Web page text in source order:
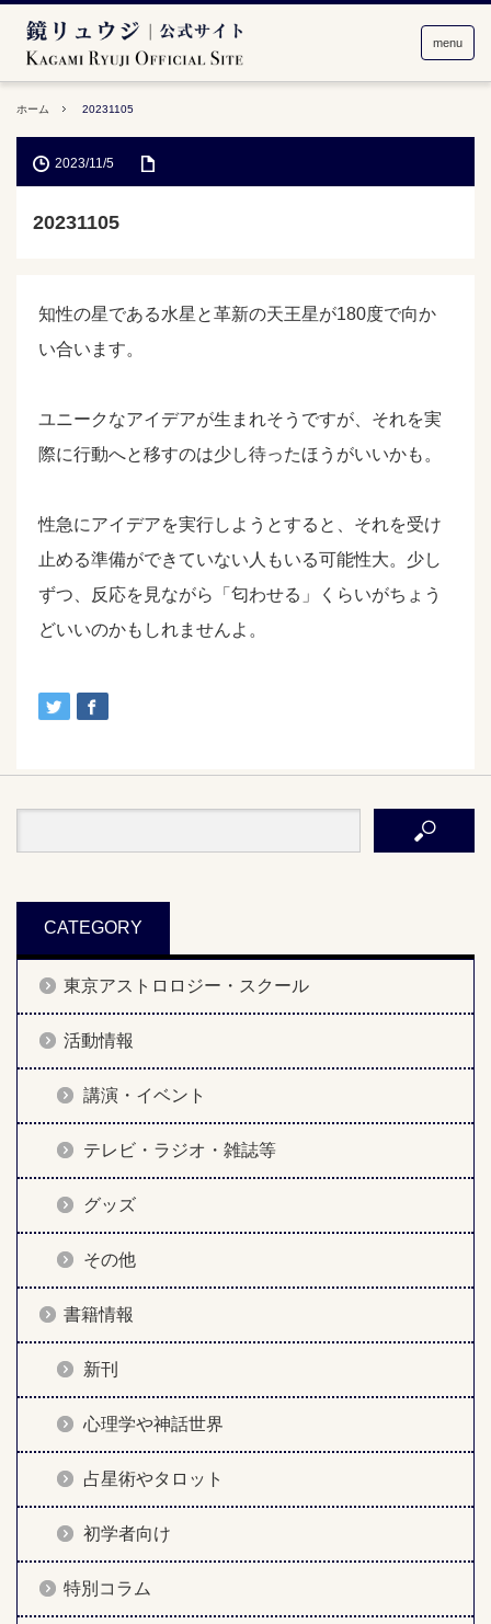
menu
ホーム 20231105
2023/11/5
20231105
知性の星である水星と革新の天王星が180度で向か
い合います。
ユニークなアイデアが生まれそうですが、それを実
際に行動へと移すのは少し待ったほうがいいかも。
性急にアイデアを実行しようとすると、それを受け
止める準備ができていない人もいる可能性大。少し
ずつ、反応を見ながら「匂わせる」くらいがちょう
どいいのかもしれませんよ。
CATEGORY
東京アストロロジー・スクール
活動情報
講演・イベント
テレビ・ラジオ・雑誌等
グッズ
その他
書籍情報
新刊
心理学や神話世界
占星術やタロット
初学者向け
特別コラム